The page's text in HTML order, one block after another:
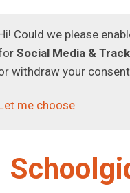
Could we please
Social Media &
withdraw your
me choose